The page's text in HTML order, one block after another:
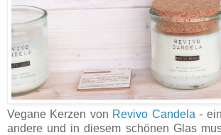
Vegane Kerzen von Revivo Candela -
andere und in diesem schönen Glas